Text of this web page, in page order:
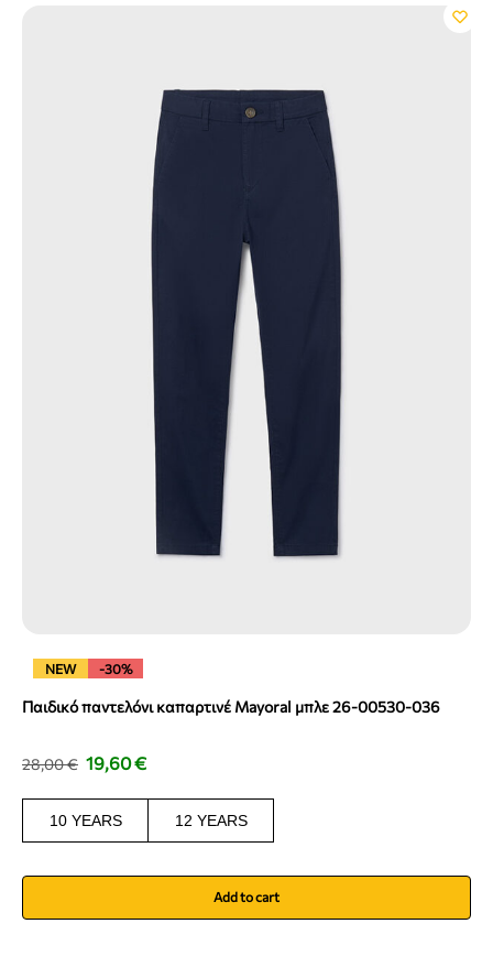
NEW -30%
Παιδικό παντελόνι καπαρτινέ Mayoral μπλε 26-00530-036
28,00€ 19,60€
10 YEARS 12 YEARS
Add to cart